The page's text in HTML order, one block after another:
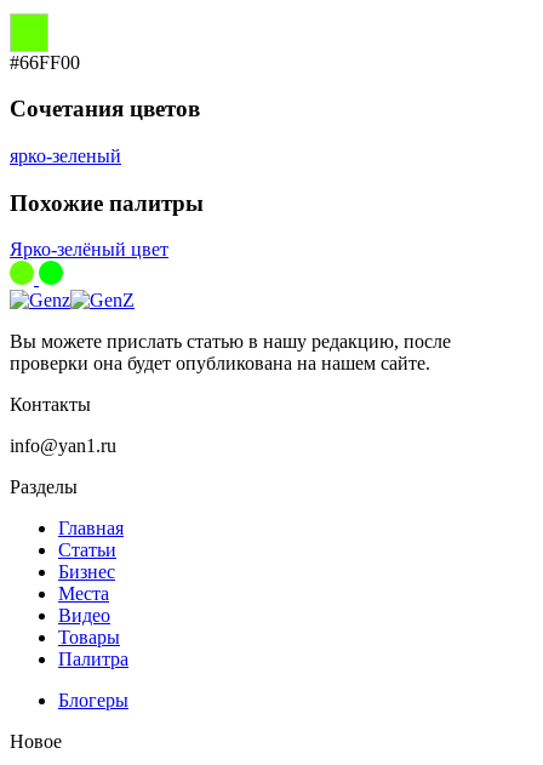
#66FF00
Сочетания цветов
ярко-зеленый
Похожие палитры
Ярко-зелёный цвет
Вы можете прислать статью в нашу редакцию, после
проверки она будет опубликована на нашем сайте.
Контакты
info@yan1.ru
Разделы
Главная
Статьи
Бизнес
Места
Видео
Товары
Палитра
Блогеры
Новое